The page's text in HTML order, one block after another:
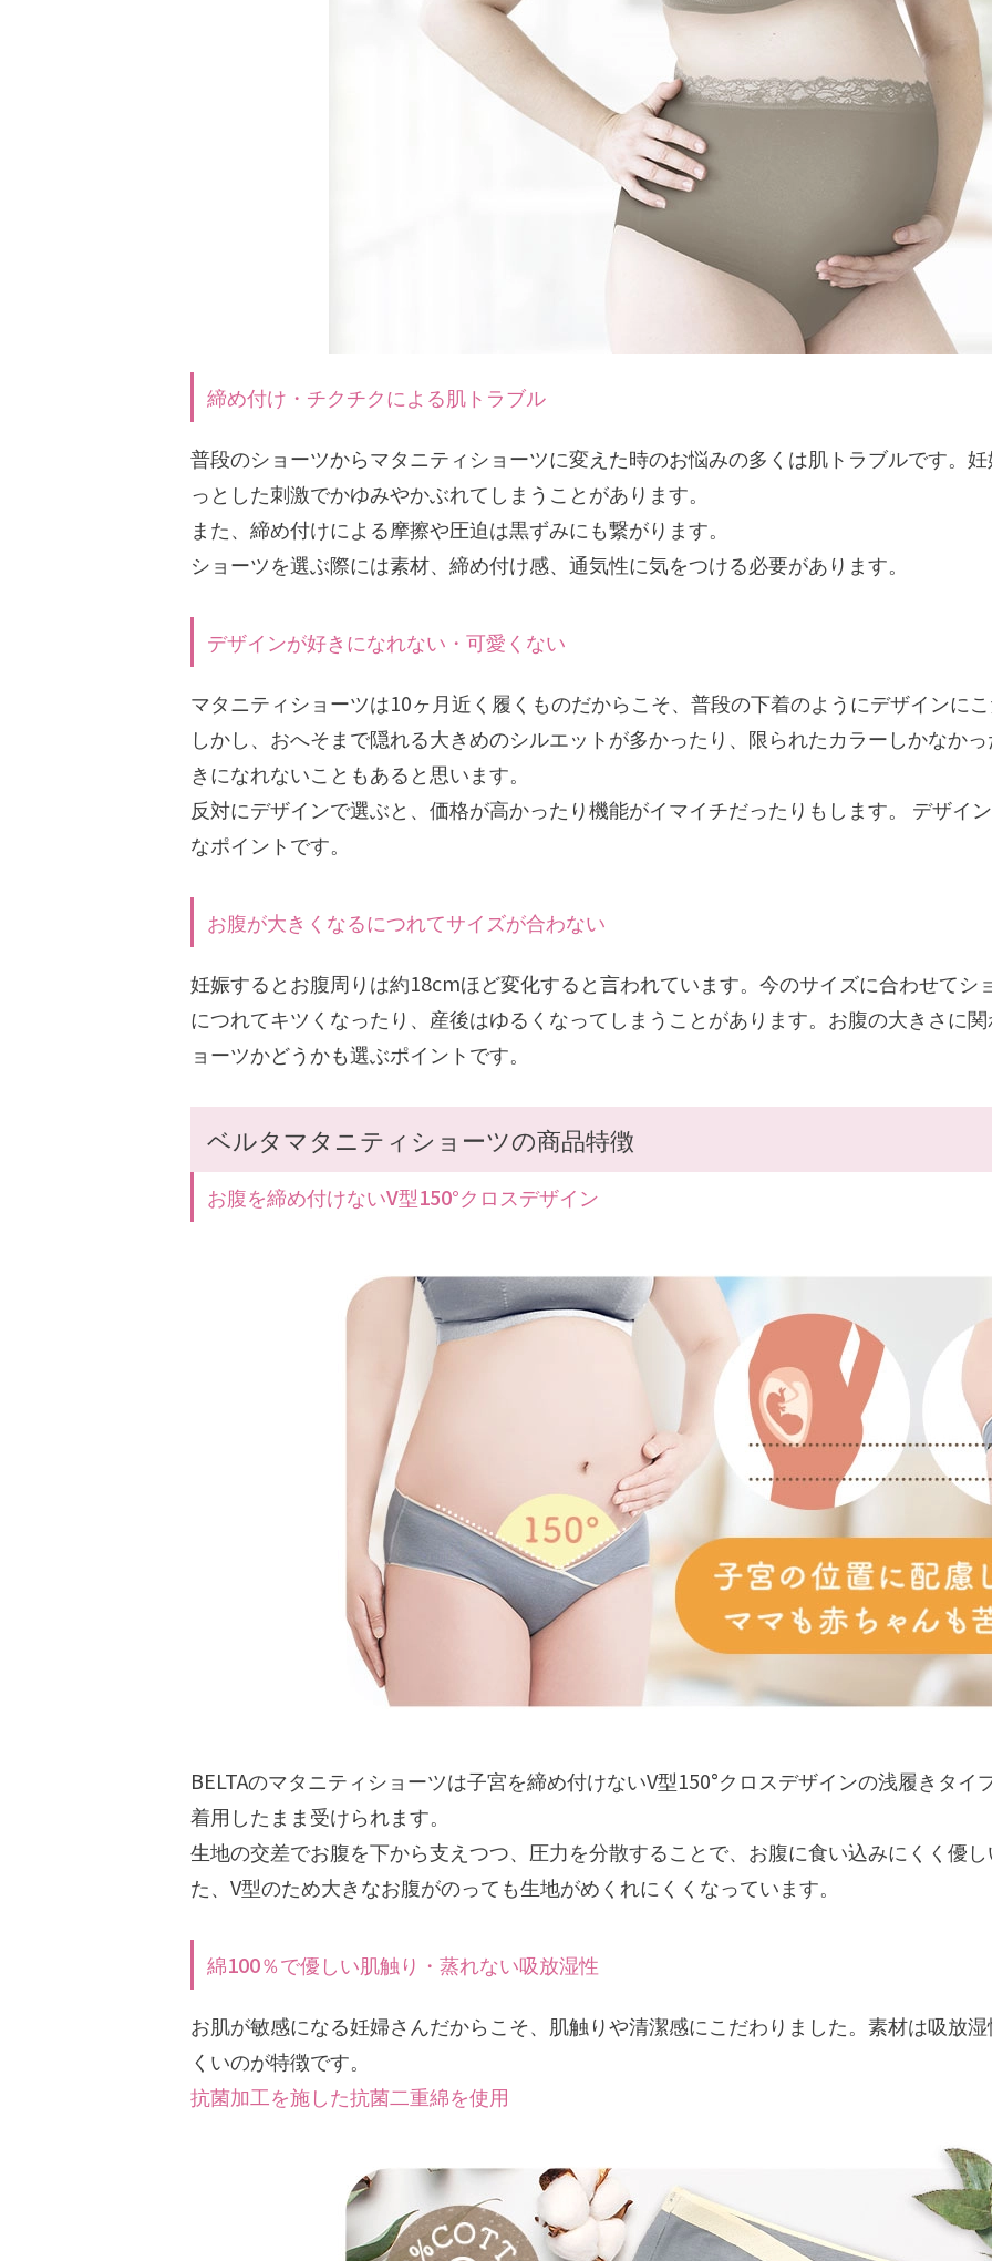
締め付け・チクチクによる肌トラブル
普段のショーツからマタニティショーツに変えた時のお悩みの多くは肌トラブルです。
っとした刺激でかゆみやかぶれてしまうことがあります。
また、締め付けによる摩擦や圧迫は黒ずみにも繋がります。
ショーツを選ぶ際には素材、締め付け感、通気性に気をつける必要があります。
デザインが好きになれない・可愛くない
マタニティショーツは10ヶ月近く履くものだからこそ、普段の下着のようにデザインに
しかし、おへそまで隠れる大きめのシルエットが多かったり、限られたカラーしかなか
きになれないこともあると思います。
反対にデザインで選ぶと、価格が高かったり機能がイマイチだったりもします。 デザイ
なポイントです。
お腹が大きくなるにつれてサイズが合わない
妊娠するとお腹周りは約18cmほど変化すると言われています。今のサイズに合わせてシ
につれてキツくなったり、産後はゆるくなってしまうことがあります。お腹の大きさに
ョーツかどうかも選ぶポイントです。
ベルタマタニティショーツの商品特徴
お腹を締め付けないV型150°クロスデザイン
BELTAのマタニティショーツは子宮を締め付けないV型150°クロスデザインの浅履きタ
着用したまま受けられます。
生地の交差でお腹を下から支えつつ、圧力を分散することで、お腹に食い込みにくく優
た、V型のため大きなお腹がのっても生地がめくれにくくなっています。
綿100％で優しい肌触り・蒸れない吸放湿性
お肌が敏感になる妊婦さんだからこそ、肌触りや清潔感にこだわりました。素材は吸放
くいのが特徴です。
抗菌加工を施した抗菌二重綿を使用